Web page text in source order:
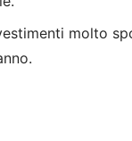
molto